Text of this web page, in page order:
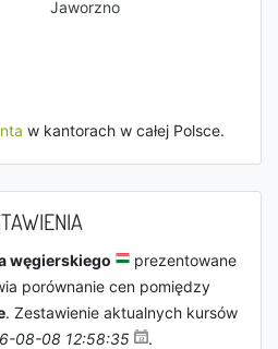
Jaworzno
w kantorach w całej Polsce.
węgierskiego
prezentowane
porównanie cen pomiędzy
. Zestawienie aktualnych kursów
08-08 12:58:35
.